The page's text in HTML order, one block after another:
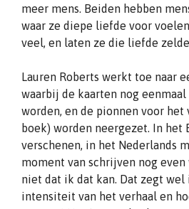
meer mens. Beiden hebben
waar ze diepe liefde voor
veel, en laten ze die liefde
Lauren Roberts werkt toe naar
waarbij de kaarten nog
worden, en de pionnen voor het
boek) worden neergezet. In het
verschenen, in het Nederlands
moment van schrijven nog
niet dat ik dat kan. Dat zegt wel
intensiteit van het verhaal en